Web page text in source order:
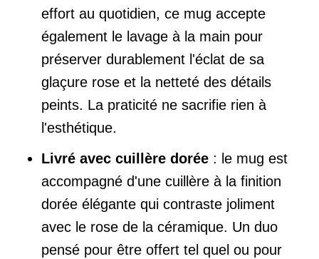
effort au quotidien, ce mug accepte
également le lavage à la main pour
préserver durablement l'éclat de sa
glaçure rose et la netteté des détails
peints. La praticité ne sacrifie rien à
l'esthétique.
Livré avec cuillère dorée : le mug est
accompagné d'une cuillère à la finition
dorée élégante qui contraste joliment
avec le rose de la céramique. Un duo
pensé pour être offert tel quel ou pour